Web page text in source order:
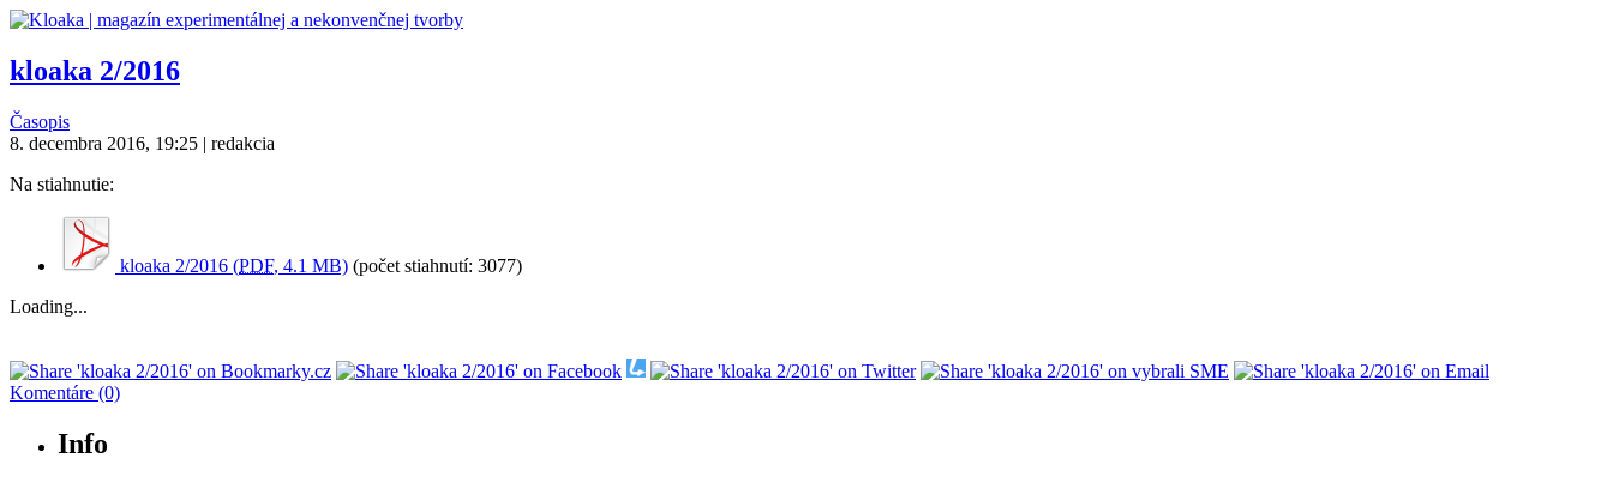
kloaka 2/2016
Časopis
8. decembra 2016, 19:25 | redakcia
Na stiahnutie:
kloaka 2/2016 (PDF, 4.1 MB) (počet stiahnutí: 3077)
Loading...
Komentáre (0)
Info